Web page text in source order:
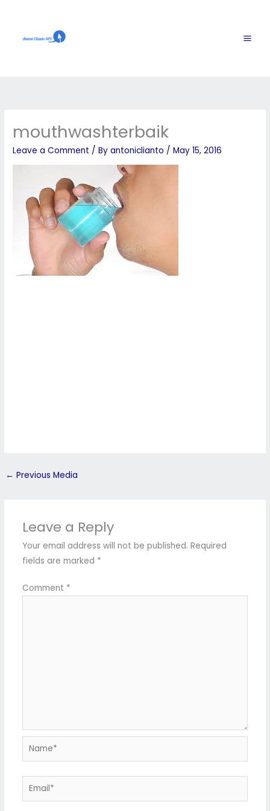
content
mouthwashterbaik
Leave a Comment / Byantoniclianto /May 15, 2016
← Previous Media
Leave a Reply
Your email address will not be published. Required
fields are marked *
Comment *
Name*
Email*